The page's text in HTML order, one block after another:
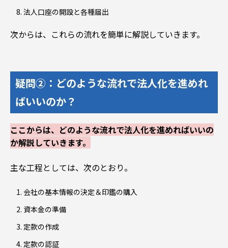
法人口座の開設と各種届出
次からは、これらの流れを簡単に解説していきます。
疑問②：どのような流れで法人化を進めれ
ばいいのか？
ここからは、どのような流れで法人化を進めればいいの
か解説していきます。
主な工程としては、次のとおり。
会社の基本情報の決定＆印鑑の購入
資本金の準備
定款の作成
定款の認証